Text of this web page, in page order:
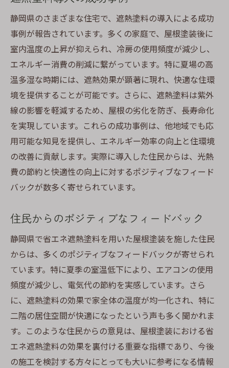
静岡県のさまざまな住宅で、遮熱塗料の導入による成功
事例が報告されています。多くの家庭で、屋根塗装後に
室内温度の上昇が抑えられ、冷房の使用頻度が減少し、
エネルギー消費の削減に繋がっています。特に夏場の高
温多湿な時期には、遮熱効果が顕著に現れ、快適な住環
境を提供することが可能です。さらに、遮熱塗料は紫外
線の影響を軽減するため、屋根の劣化を防ぎ、長寿命化
を実現しています。これらの成功事例は、他地域でも応
用可能な知見を提供し、エネルギー効率の向上と住環境
の改善に貢献します。実際に導入した住民からは、光熱
費の節約と快適性の向上に対するポジティブなフィード
バックが数多く寄せられています。
住民からのポジティブなフィードバック
静岡県で省エネ遮熱塗料を用いた屋根塗装を施した住民
からは、多くのポジティブなフィードバックが寄せられ
ています。特に夏季の室温低下により、エアコンの使用
頻度が減少し、電気代の節約を実感しています。さら
に、遮熱塗料の効果で家全体の温度が均一化され、特に
二階の居住空間が快適になったという声も多く聞かれま
す。このような住民からの意見は、屋根塗装における省
エネ遮熱塗料の効果を裏付ける重要な指標であり、今後
の施工を検討する方々にとっても大いに参考になる情報